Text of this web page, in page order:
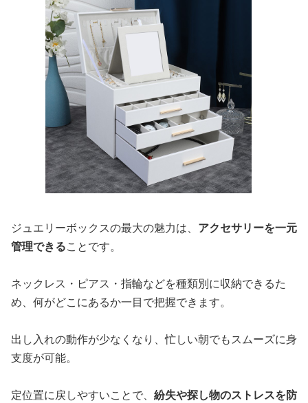
ジュエリーボックスの最大の魅力は、 アクセサリーを一元
管理できることです。
ネックレス・ピアス・指輪などを種類別に収納できるた
め、何がどこにあるか一目で把握できます。
出し入れの動作が少なくなり、忙しい朝でもスムーズに身
支度が可能。
定位置に戻しやすいことで、 紛失や探し物のストレスを防